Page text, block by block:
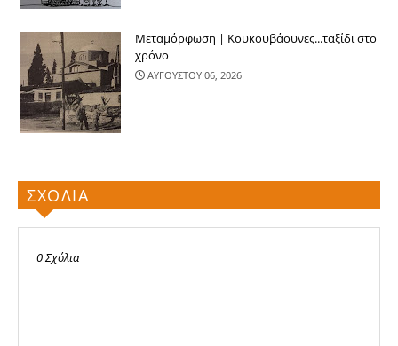
Μεταμόρφωση | Κουκουβάουνες...ταξίδι στο
χρόνο
ΑΥΓΟΥΣΤΟΥ 06, 2026
ΣΧΟΛΙΑ
0 Σχόλια